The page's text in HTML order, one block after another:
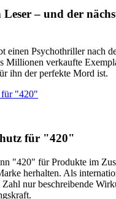
Leser – und der
einen Psychothriller nach
Millionen verkaufte
ihn der perfekte Mord ist.
für "420"
für "420"
"420" für Produkte im
herhalten. Als
nur beschreibende